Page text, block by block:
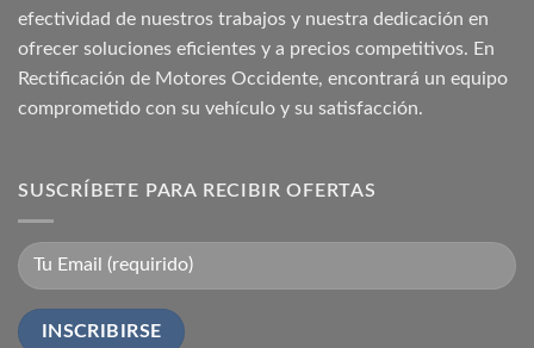
efectividad de nuestros trabajos y nuestra dedicación en
ofrecer soluciones eficientes y a precios competitivos. En
Rectificación de Motores Occidente, encontrará un equipo
comprometido con su vehículo y su satisfacción.
SUSCRÍBETE PARA RECIBIR OFERTAS